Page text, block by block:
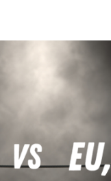
experiências de voz
quando rotear intenção é